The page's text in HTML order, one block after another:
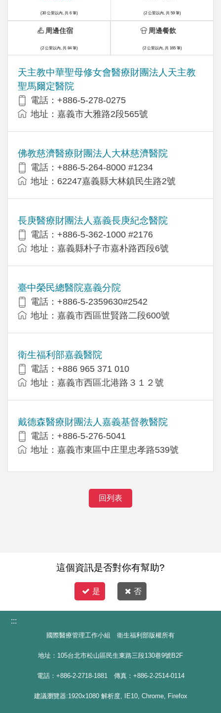
(30 公里以內, 共 6 筆)
天主教中華聖母修女會醫療財團法人天主教
聖馬爾定醫院
電話：+886-5-278-0275
地址：嘉義市大雅路2段565號
佛教慈濟醫療財團法人大林慈濟醫院
電話：+886-5-264-8000 #1234
地址：62247嘉義縣大林鎮民生路2號
長庚醫療財團法人嘉義長庚紀念醫院
電話：+886-5-362-1000 #2176
地址：嘉義縣朴子市嘉朴路西段6號
臺中榮民總醫院嘉義分院
電話：+886-5-2359630#2542
地址：嘉義市西區世賢路二段600號
衛生福利部嘉義醫院
電話：+886 965 371 010
地址：嘉義市西區北港路３１２號
戴德森醫療財團法人嘉義基督教醫院
電話：+886-5-276-5041
地址：嘉義市東區中庄里忠孝路539號
(2 公里以內, 共 59 筆)
周邊住宿
(2 公里以內, 共 84 筆)
周邊餐飲
(2 公里以內, 共 165 筆)
回列表
這個資訊是否對你有幫助?
是 否
:::
國際醫療管理工作小組 衛生福利部版權所有
地址：105台北市松山區民生東路三段130巷9號B2F
電話：+886-2-2718-1881 傳真：+886-2-2514-0114
建議瀏覽器:1920x1080 解析度, IE10, Chrome, Firefox